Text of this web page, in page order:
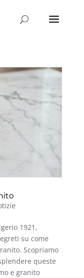
1921,
su come
Scopriamo
queste
e granito